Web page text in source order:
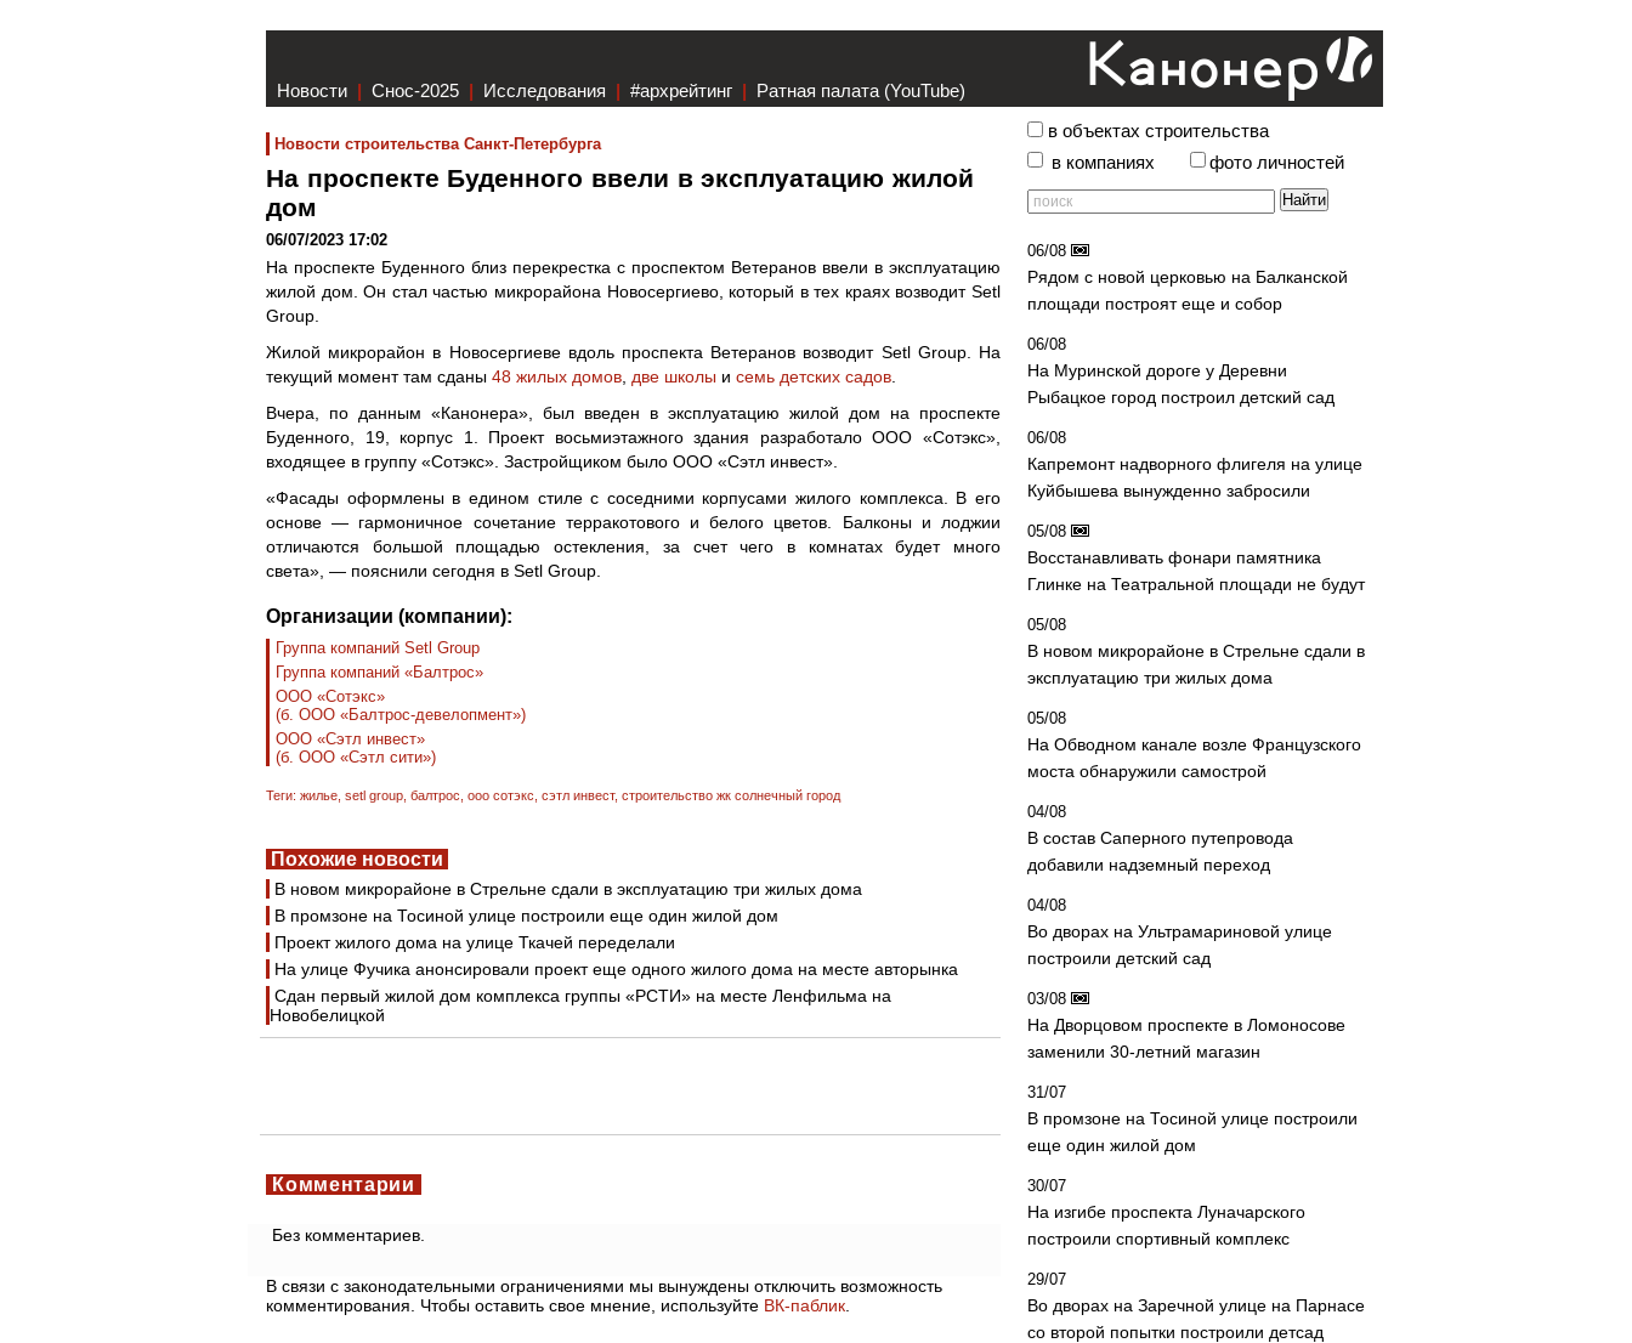
Новости | Снос-2025 | Исследования | #архрейтинг | Ратная палата (YouTube)
Новости строительства Санкт-Петербурга
На проспекте Буденного ввели в эксплуатацию жилой
дом
06/07/2023 17:02
На проспекте Буденного близ перекрестка с проспектом Ветеранов ввели в эксплуатацию
жилой дом. Он стал частью микрорайона Новосергиево, который в тех краях возводит Setl
Group.
Жилой микрорайон в Новосергиеве вдоль проспекта Ветеранов возводит Setl Group. На
текущий момент там сданы 48 жилых домов две школы и семь детских садов
Вчера, по данным «Канонера», был введен в эксплуатацию жилой дом на проспекте
Буденного, 19, корпус 1. Проект восьмиэтажного здания разработало ООО «Сотэкс»,
входящее в группу «Сотэкс». Застройщиком было ООО «Сэтл инвест».
«Фасады оформлены в едином стиле с соседними корпусами жилого комплекса. В его
основе — гармоничное сочетание терракотового и белого цветов. Балконы и лоджии
отличаются большой площадью остекления, за счет чего в комнатах будет много
света», — пояснили сегодня в Setl Group.
Организации (компании):
Группа компаний Setl Group
Группа компаний «Балтрос»
ООО «Сотэкс»
(б. ООО «Балтрос-девелопмент»)
ООО «Сэтл инвест»
(б. ООО «Сэтл сити»)
Теги: жилье setl group балтрос ооо сотэкс сэтл инвест, строительство жк солнечный город
Похожие новости
В новом микрорайоне в Стрельне сдали в эксплуатацию три жилых дома
В промзоне на Тосиной улице построили еще один жилой дом
Проект жилого дома на улице Ткачей переделали
На улице Фучика анонсировали проект еще одного жилого дома на месте авторынка
Сдан первый жилой дом комплекса группы «РСТИ» на месте Ленфильма на
Новобелицкой
Комментарии
Без комментариев.
В связи с законодательными ограничениями мы вынуждены отключить возможность
комментирования. Чтобы оставить свое мнение, используйте ВК-паблик
в объектах строительства
в компаниях
фото личностей
06/08
Рядом с новой церковью на Балканской
площади построят еще и собор
06/08
На Муринской дороге у Деревни
Рыбацкое город построил детский сад
06/08
Капремонт надворного флигеля на улице
Куйбышева вынужденно забросили
05/08
Восстанавливать фонари памятника
Глинке на Театральной площади не будут
05/08
В новом микрорайоне в Стрельне сдали в
эксплуатацию три жилых дома
05/08
На Обводном канале возле Французского
моста обнаружили самострой
04/08
В состав Саперного путепровода
добавили надземный переход
04/08
Во дворах на Ультрамариновой улице
построили детский сад
03/08
На Дворцовом проспекте в Ломоносове
заменили 30-летний магазин
31/07
В промзоне на Тосиной улице построили
еще один жилой дом
30/07
На изгибе проспекта Луначарского
построили спортивный комплекс
29/07
Во дворах на Заречной улице на Парнасе
со второй попытки построили детсад